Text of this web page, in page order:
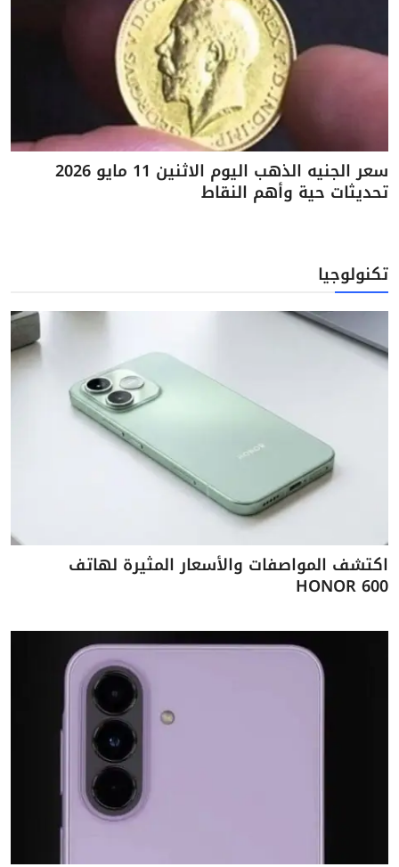
سعر الجنيه الذهب اليوم الاثنين 11 مايو 2026
تحديثات حية وأهم النقاط
تكنولوجيا
اكتشف المواصفات والأسعار المثيرة لهاتف
HONOR 600